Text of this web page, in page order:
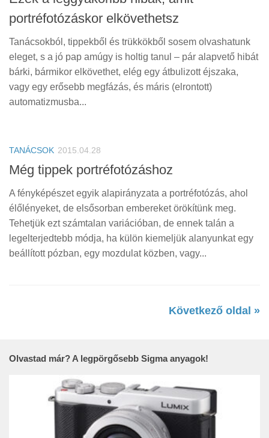
portréfotózáskor elkövethetsz
Tanácsokból, tippekből és trükkökből sosem olvashatunk
eleget, s a jó pap amúgy is holtig tanul – pár alapvető hibát
bárki, bármikor elkövethet, elég egy átbulizott éjszaka,
vagy egy erősebb megfázás, és máris (elrontott)
automatizmusba...
TANÁCSOK 2015.04.28
Még tippek portréfotózáshoz
A fényképészet egyik alapirányzata a portréfotózás, ahol
élőlényeket, de elsősorban embereket örökítünk meg.
Tehetjük ezt számtalan variációban, de ennek talán a
legelterjedtebb módja, ha külön kiemeljük alanyunkat egy
beállított pózban, egy mozdulat közben, vagy...
Következő oldal »
Olvastad már? A legpörgősebb Sigma anyagok!